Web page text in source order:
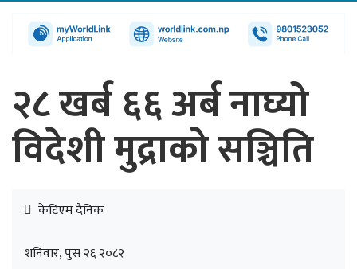
२८ खर्ब ६६ अर्ब नाघ्यो
विदेशी मुद्राको सञ्चिति
केटिएम दैनिक
शनिवार, पुस २६ २०८२